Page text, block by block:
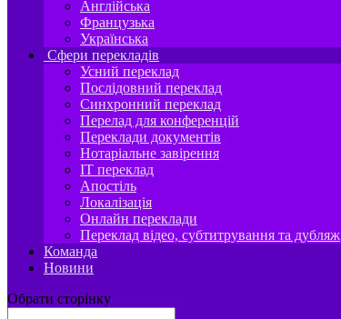
Англійська
Французька
Українська
Сфери перекладів
Усний переклад
Послідовний переклад
Синхронний переклад
Перелад для конференцій
Переклади документів
Нотаріальне завірення
IT переклад
Апостіль
Локалізація
Онлайн переклади
Переклад відео, субтитрування та дубляж
Команда
Новини
Обрати сторінку